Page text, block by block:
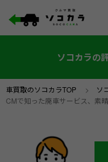
ソコカラの
車買取のソコカラTOP > ソ
CMで知った廃車サービス、素